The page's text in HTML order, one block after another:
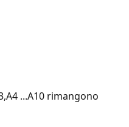
...A10 rimangono